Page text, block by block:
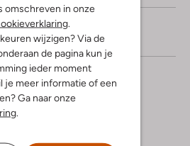
omschreven in onze
.
wijzigen? Via de
de pagina kun je
ieder moment
je meer informatie of een
Ga naar onze
.
5/5
1
5
Sterren